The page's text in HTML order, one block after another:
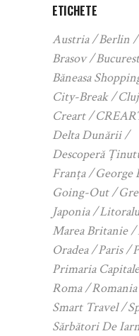
ETICHETE
Austria Berlin
Brasov
Băneasa
City-Break
Creart
Delta Dunării
Descoperă
Franța
George
Going-Out
Japonia
Marea Britanie
Oradea
Paris
Primaria
Roma
Romania
Smart Travel
Sărbători De